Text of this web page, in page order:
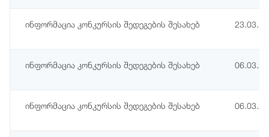
ინფორმაცია კონკურსის შედეგების შესახებ
ინფორმაცია კონკურსის შედეგების შესახებ
ინფორმაცია კონკურსის შედეგების შესახებ